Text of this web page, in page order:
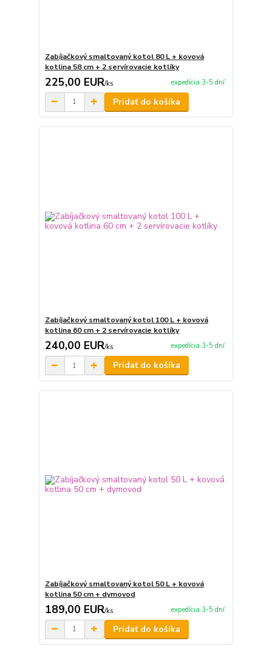
Zabíjačkový smaltovaný kotol 80 L + kovová
kotlina 58 cm + 2 servírovacie kotlíky
225,00 EUR/ks expedícia 3-5 dní
Pridať do košíka
Zabíjačkový smaltovaný kotol 100 L + kovová
kotlina 60 cm + 2 servírovacie kotlíky
240,00 EUR/ks expedícia 3-5 dní
Pridať do košíka
Zabíjačkový smaltovaný kotol 50 L + kovová
kotlina 50 cm + dymovod
189,00 EUR/ks expedícia 3-5 dní
Pridať do košíka